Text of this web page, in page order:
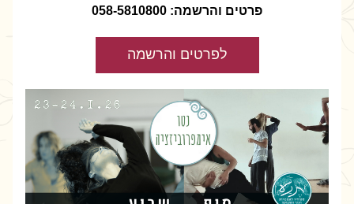
פרטים והרשמה: 058-5810800
לפרטים והרשמה